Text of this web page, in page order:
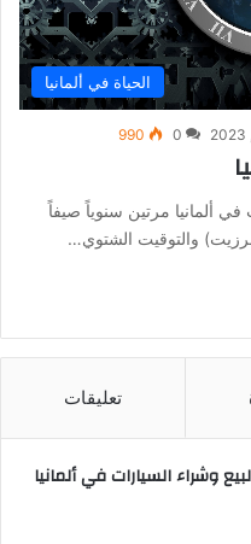
الحياة في ألمانيا
0
990
في ألمانيا مرتين سنوياً صيفاً
والتوقيت الشتوي…
تعليقات